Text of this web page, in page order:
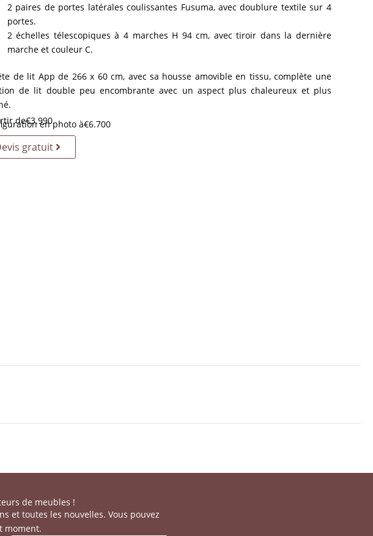
2 paires de portes latérales coulissantes Fusuma, avec doublure textile sur 4
portes.
2 échelles télescopiques à 4 marches H 94 cm, avec tiroir dans la dernière
marche et couleur C.
de lit App de 266 x 60 cm, avec sa housse amovible en tissu, complète une
de lit double peu encombrante avec un aspect plus chaleureux et plus
de€3.990
en photo à€6.700
gratuit
de meubles !
et toutes les nouvelles. Vous pouvez
moment.